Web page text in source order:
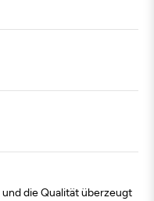
die Qualität überzeugt